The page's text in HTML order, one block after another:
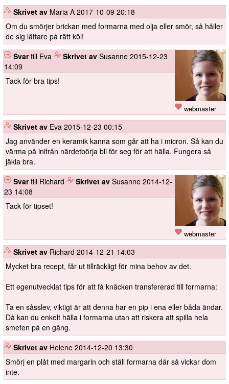
Skrivet av Maria A 2017-10-09 20:18
Om du smörjer brickan med formarna med olja eller smör, så håller
de sig lättare på rätt köl!
webmaster
Svartill Eva Skrivet av Susanne 2015-12-23
14:09
Tack för bra tips!
Skrivet av Eva 2015-12-23 00:15
Jag använder en keramik kanna som går att ha i micron. Så kan du
värma på inifrån närdetbörja bli för seg för att hälla. Fungera så
jäkla bra.
webmaster
Svartill Richard Skrivet av Susanne 2014-12-
23 14:08
Tack för tipset!
Skrivet av Richard 2014-12-21 14:03
Mycket bra recept, får ut tillräckligt för mina behov av det.
Ett egenutvecklat tips för att få knäcken transfererad till formarna:
Ta en såsslev, viktigt är att denna har en pip i ena eller båda ändar.
Då kan du enkelt hälla i formarna utan att riskera att spilla hela
smeten på en gång.
Skrivet av Helene 2014-12-20 13:30
Smörj en plåt med margarin och ställ formarna där så vickar dom
inte.